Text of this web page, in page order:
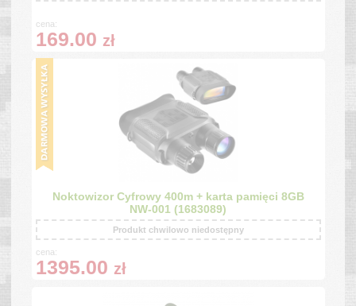
cena:
169.00 zł
Noktowizor Cyfrowy 400m + karta pamięci 8GB
NW-001 (1683089)
Produkt chwilowo niedostępny
cena:
1395.00 zł